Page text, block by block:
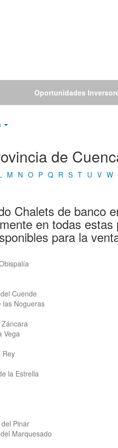
Oportunidades
de
M N O P Q R S T U V W
Chalets de banco
en todas
para la
Cuende
las Nogueras
Vega
Rey
la Estrella
Pinar
Marquesado